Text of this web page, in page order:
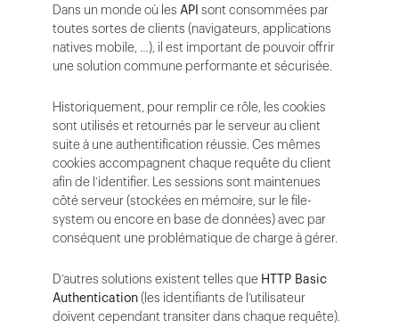
Dans un monde où les API sont consommées par
toutes sortes de clients (navigateurs, applications
natives mobile, …), il est important de pouvoir offrir
une solution commune performante et sécurisée.
Historiquement, pour remplir ce rôle, les cookies
sont utilisés et retournés par le serveur au client
suite à une authentification réussie. Ces mêmes
cookies accompagnent chaque requête du client
afin de l’identifier. Les sessions sont maintenues
côté serveur (stockées en mémoire, sur le file-
system ou encore en base de données) avec par
conséquent une problématique de charge à gérer.
D’autres solutions existent telles que HTTP Basic
Authentication(les identifiants de l’utilisateur
doivent cependant transiter dans chaque requête).